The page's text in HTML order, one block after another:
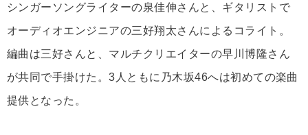
シンガーソングライターの泉佳伸さんと、ギタリストで
オーディオエンジニアの三好翔太さんによるコライト。
編曲は三好さんと、マルチクリエイターの早川博隆さん
が共同で手掛けた。3人ともに乃木坂46へは初めての楽曲
提供となった。